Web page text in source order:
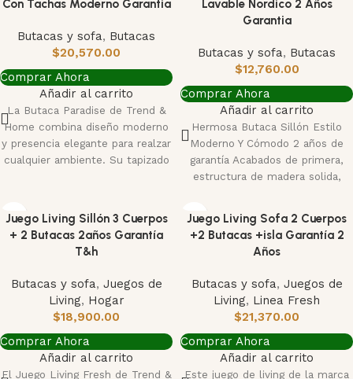
Con Tachas Moderno Garantia
Butacas y sofa, Butacas
$20,570.00
Comprar Ahora
Añadir al carrito
La Butaca Paradise de Trend &
Home combina diseño moderno
y presencia elegante para realzar
cualquier ambiente. Su tapizado
Lavable Nordico 2 Años
Garantia
Butacas y sofa, Butacas
$12,760.00
Comprar Ahora
Añadir al carrito
Hermosa Butaca Sillón Estilo
Moderno Y Cómodo 2 años de
garantía Acabados de primera,
estructura de madera solida,
Juego Living Sillón 3 Cuerpos
+ 2 Butacas 2años Garantía
T&h
Butacas y sofa, Juegos de
Living, Hogar
$18,900.00
Comprar Ahora
Añadir al carrito
El Juego Living Fresh de Trend &
Juego Living Sofa 2 Cuerpos
+2 Butacas +isla Garantía 2
Años
Butacas y sofa, Juegos de
Living, Linea Fresh
$21,370.00
Comprar Ahora
Añadir al carrito
Este juego de living de la marca